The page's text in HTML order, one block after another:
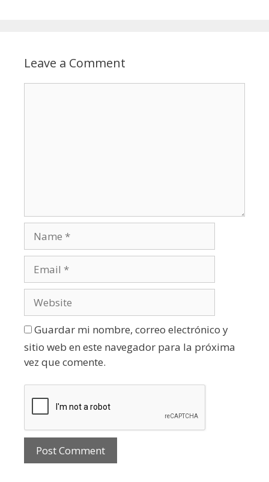
Leave a Comment
Guardar mi nombre, correo electrónico y
sitio web en este navegador para la próxima
vez que comente.